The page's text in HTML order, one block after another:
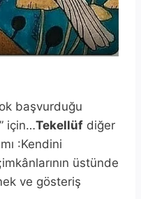
başvurduğu
” için…Tekellüf diğer
:Kendini
üstünde
ve gösteriş